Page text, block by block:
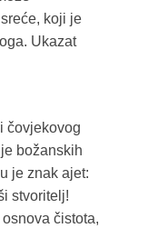
koji je
Ukazat
čovjekovog
božanskih
je znak ajet:
stvoritelj!
čistota,